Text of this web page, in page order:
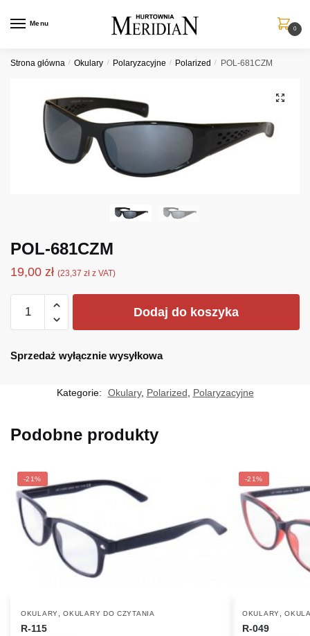
Menu
0
Strona główna / Okulary / Polaryzacyjne / Polarized / POL-681CZM
POL-681CZM
19,00 zł (23,37 zł z VAT)
POL-
Dodaj do koszyka
Sprzedaż wyłącznie wysyłkowa
Kategorie: Okulary, Polarized Polaryzacyjne
Podobne produkty
-21%
OKULARY ,OKULARY DO CZYTANIA
R-115
-21%
OKULARY ,
R-049